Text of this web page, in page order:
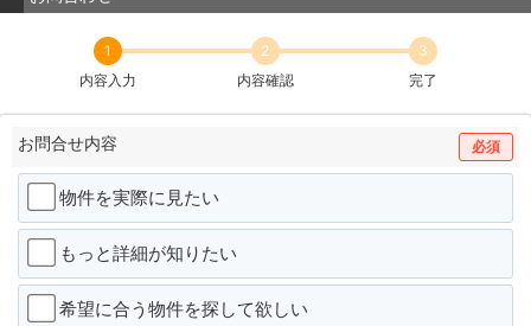
1
内容入力
2
内容確認
3
完了
お問合せ内容 必須
物件を実際に見たい
もっと詳細が知りたい
希望に合う物件を探して欲しい